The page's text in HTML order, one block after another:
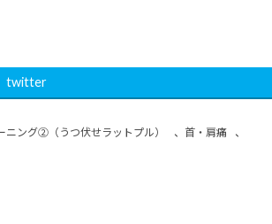
twitter
ニング②（うつ伏せラットプル） 、 首・肩痛
、